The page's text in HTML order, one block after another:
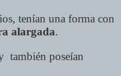
tenían una forma con
alargada.
también poseían